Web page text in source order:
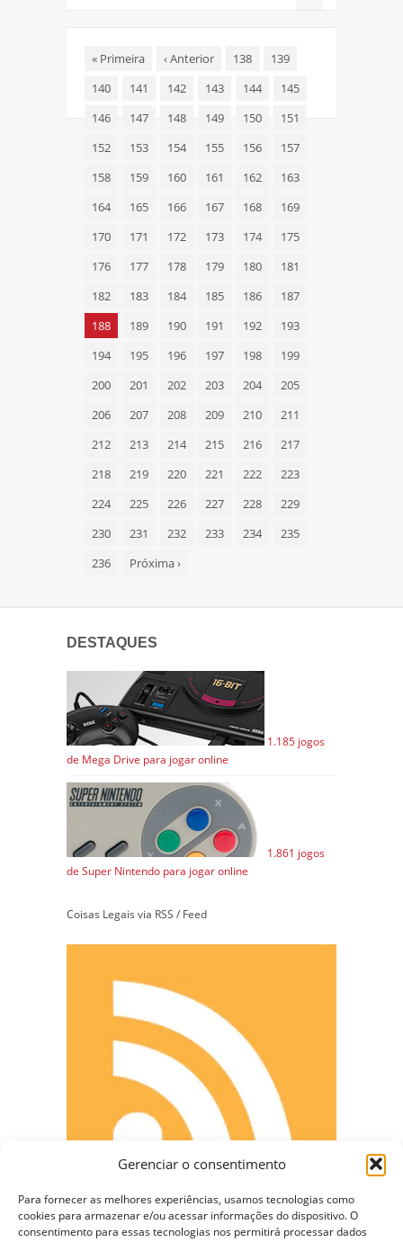
Gerenciar o consentimento
Para fornecer as melhores experiências, usamos tecnologias como
cookies para armazenar e/ou acessar informações do dispositivo. O
consentimento para essas tecnologias nos permitirá processar dados
« Primeira ‹Anterior 138
139
140
141 142 143 144
145
146
147 148 149 150
151
152
153 154 155 156
157
158
159 160 161 162
163
164
165 166 167 168
169
170
171 172 173 174
175
176
177 178 179 180
181
182
183 184 185 186
187
188
189 190 191 192
193
194
195 196 197 198
199
200
201 202 203 204
205
206
207 208 209 210
211
212
213 214 215 216
217
218
219 220 221 222
223
224
225 226 227 228
229
230
231 232 233 234
235
236
Próxima›
DESTAQUES
1.185 jogos
de Mega Drive para jogar online
1.861 jogos
de Super Nintendo para jogar online
Coisas Legais via RSS / Feed